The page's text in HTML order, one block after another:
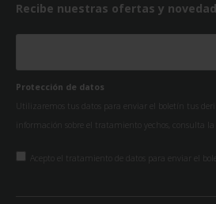
Recibe nuestras ofertas y
Protección de datos
Utilizaremos tus datos para enviar el boletín tus
información sobre el tratamiento yechos, consulta la
Acepto el tratamiento de datos para enviar el